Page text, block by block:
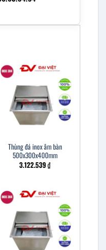
Thùng đá inox âm bàn
500x300x400mm
3.122.539₫